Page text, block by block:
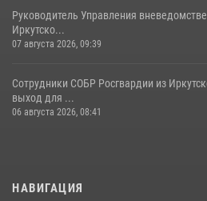
Руководитель Управления
Иркутско...
07 августа 2026, 09:39
Сотрудники СОБР Росгвардии из
выход для ...
06 августа 2026, 08:41
НАВИГАЦИЯ